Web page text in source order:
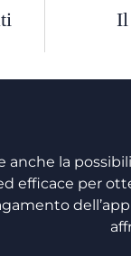
Il
anche la
efficace per